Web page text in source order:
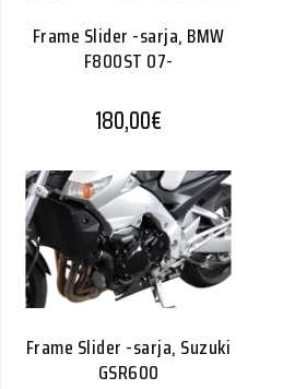
Frame Slider -sarja, BMW
F800ST 07-
180,00€
Frame Slider -sarja, Suzuki
GSR600